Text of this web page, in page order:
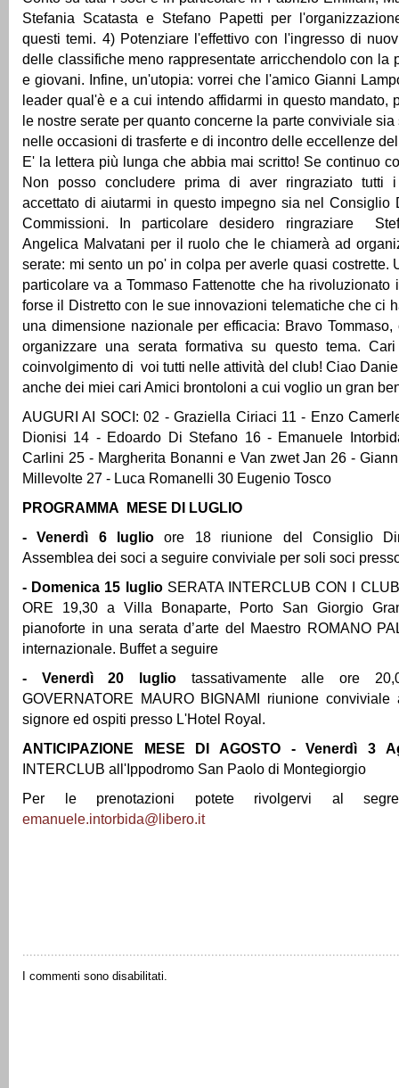
Stefania Scatasta e Stefano Papetti per
questi temi. 4) Potenziare l'effettivo con l'ingresso di
delle classifiche meno rappresentate arricchendolo con la
e giovani. Infine, un'utopia: vorrei che l'amico Gianni
leader qual'è e a cui intendo affidarmi in questo mandato,
le nostre serate per quanto concerne la parte conviviale
nelle occasioni di trasferte e di incontro delle eccellenze
E' la lettera più lunga che abbia mai scritto! Se continuo
Non posso concludere prima di aver ringraziato tutti
accettato di aiutarmi in questo impegno sia nel Consiglio
Commissioni. In particolare desidero ringraziare
Angelica Malvatani per il ruolo che le chiamerà ad
serate: mi sento un po' in colpa per averle quasi costrette.
particolare va a Tommaso Fattenotte che ha
forse il Distretto con le sue innovazioni telematiche che ci
una dimensione nazionale per efficacia: Bravo
organizzare una serata formativa su questo tema.
coinvolgimento di voi tutti nelle attività del club! Ciao
anche dei miei cari Amici brontoloni a cui voglio un gran
AUGURI AI SOCI: 02 - Graziella Ciriaci 11 - Enzo
Dionisi 14 - Edoardo Di Stefano 16 - Emanuele
Carlini 25 - Margherita Bonanni e Van zwet Jan 26 -
Millevolte 27 - Luca Romanelli 30 Eugenio Tosco
PROGRAMMA MESE DI LUGLIO
- Venerdì 6 luglio ore 18 riunione del Consiglio
Assemblea dei soci a seguire conviviale per soli soci
- Domenica 15 luglioSERATA INTERCLUB CON I
ORE 19,30 a Villa Bonaparte, Porto San Giorgio
pianoforte in una serata d’arte del Maestro ROMANO
internazionale. Buffet a seguire
- Venerdì 20 luglio tassativamente alle ore
GOVERNATORE MAURO BIGNAMI riunione
signore ed ospiti presso L'Hotel Royal.
ANTICIPAZIONE MESE DI AGOSTO
- Venerdì 3
INTERCLUB all'Ippodromo San Paolo di Montegiorgio
Per le prenotazioni potete rivolgervi al
emanuele.intorbida@libero.it
I commenti sono disabilitati.